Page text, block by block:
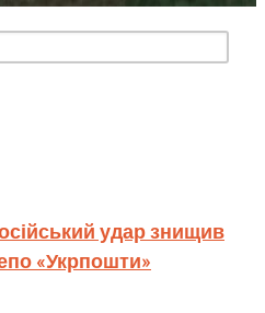
удар знищив
«Укрпошти»